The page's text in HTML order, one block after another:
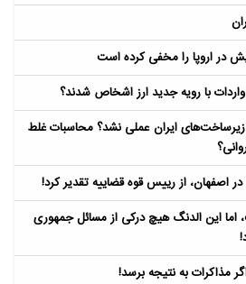
در اروپا را مخفی کرده است
با رویه جدید ارز اشخاص شدند؟
زیرساخت‌های ایران عملی نشد؟ محاسبات غلط
در اصفهان، از رییس قوه قضاییه تقدیر کرد!
این الدنگ هیچ درکی از مسائل جمهوری
مذاکرات به نتیجه برسد!